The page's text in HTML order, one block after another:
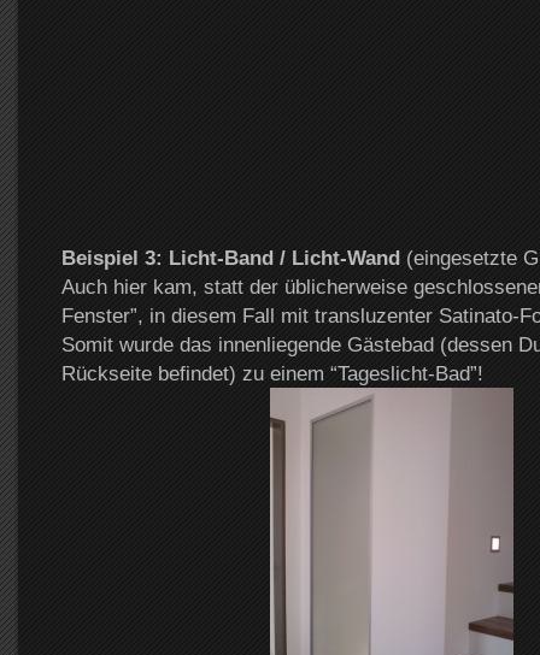
Beispiel 3: Licht-Band / Licht-Wand(eingesetzte
Auch hier kam, statt der üblicherweise
Fenster”, in diesem Fall mit transluzenter Satinato-
Somit wurde das innenliegende Gästebad (dessen
Rückseite befindet) zu einem “Tageslicht-Bad”!